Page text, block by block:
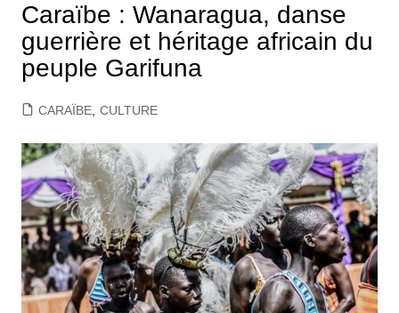
Caraïbe : Wanaragua, danse
guerrière et héritage africain du
peuple Garifuna
CARAÏBE, CULTURE